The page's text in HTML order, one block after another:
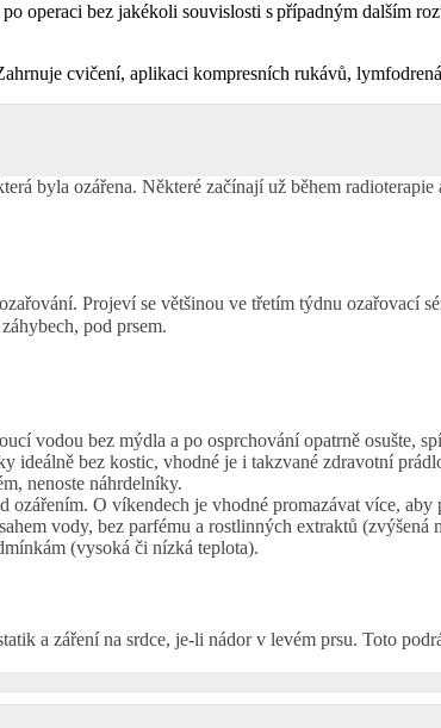
operaci bez jakékoli souvislosti s případným dalším
cvičení, aplikaci kompresních rukávů,
byla ozářena. Některé začínají už během
Projeví se většinou ve třetím týdnu ozařovací
pod prsem.
vodou bez mýdla a po osprchování opatrně osušte,
ideálně bez kostic, vhodné je i takzvané zdravotní
nenoste náhrdelníky.
O víkendech je vhodné promazávat více,
vody, bez parfému a rostlinných extraktů
(vysoká či nízká teplota).
a záření na srdce, je-li nádor v levém prsu. Toto